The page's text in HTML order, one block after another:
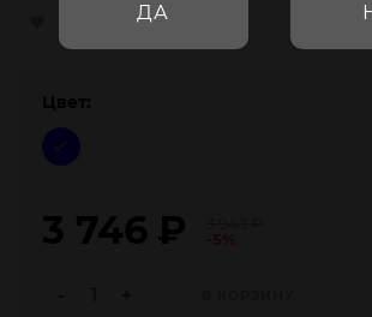
ДА
Цвет:
3 746 ₽